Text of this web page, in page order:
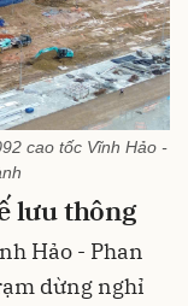
cao tốc Vĩnh Hảo -
lưu thông
Hảo - Phan
dừng nghỉ